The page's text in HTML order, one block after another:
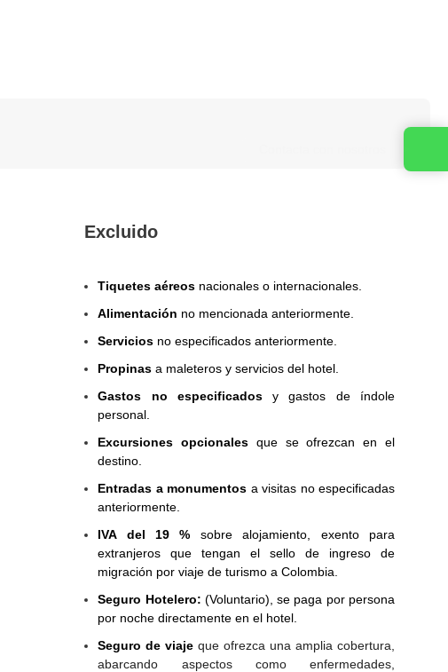
Excluido
Tiquetes aéreos nacionales o internacionales.
Alimentación no mencionada anteriormente.
Servicios no especificados anteriormente.
Propinas a maleteros y servicios del hotel.
Gastos no especificadosy gastos de índole
personal.
Excursiones opcionales que se ofrezcan en el
destino.
Entradas a monumentos a visitas no especificadas
anteriormente.
IVA del 19 % sobre alojamiento, exento para
extranjeros que tengan el sello de ingreso de
migración por viaje de turismo a Colombia.
Seguro Hotelero: (Voluntario), se paga por persona
por noche directamente en el hotel.
Seguro de viaje que ofrezca una amplia cobertura,
abarcando aspectos como enfermedades,